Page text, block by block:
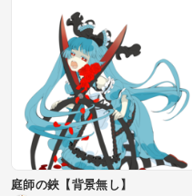
庭師の鋏【背景無し】